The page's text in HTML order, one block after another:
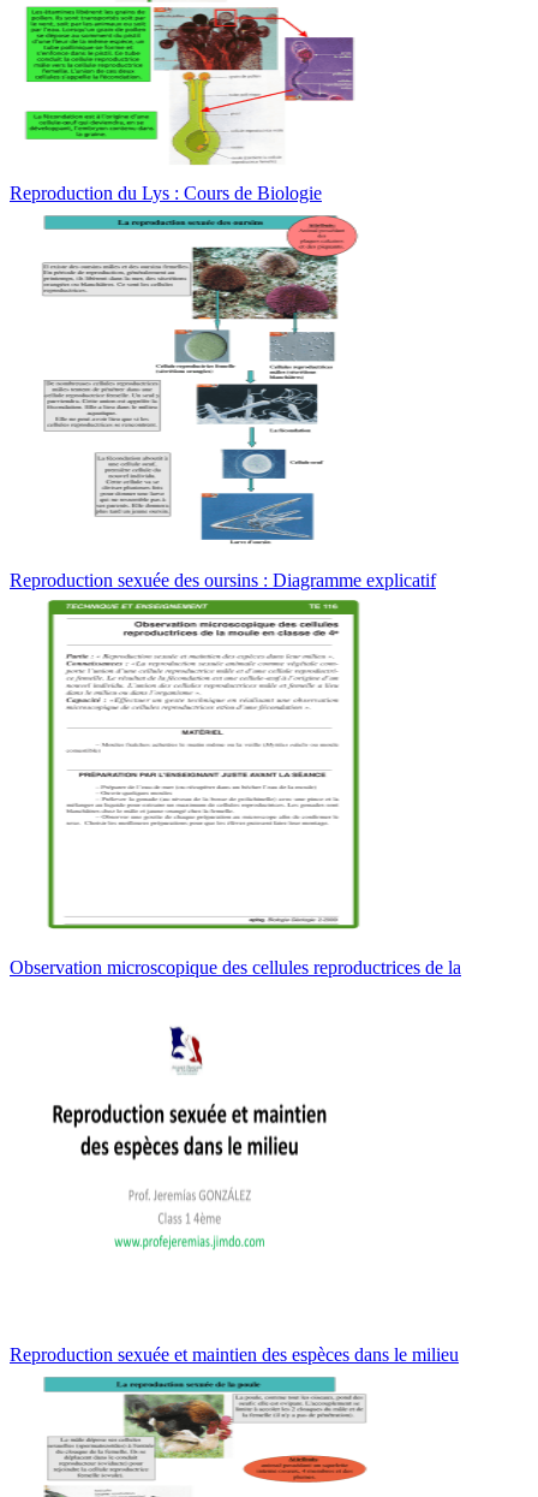
Reproduction du Lys : Cours de Biologie
Reproduction sexuée des oursins : Diagramme explicatif
Observation microscopique des cellules reproductrices de la
Reproduction sexuée et maintien des espèces dans le milieu